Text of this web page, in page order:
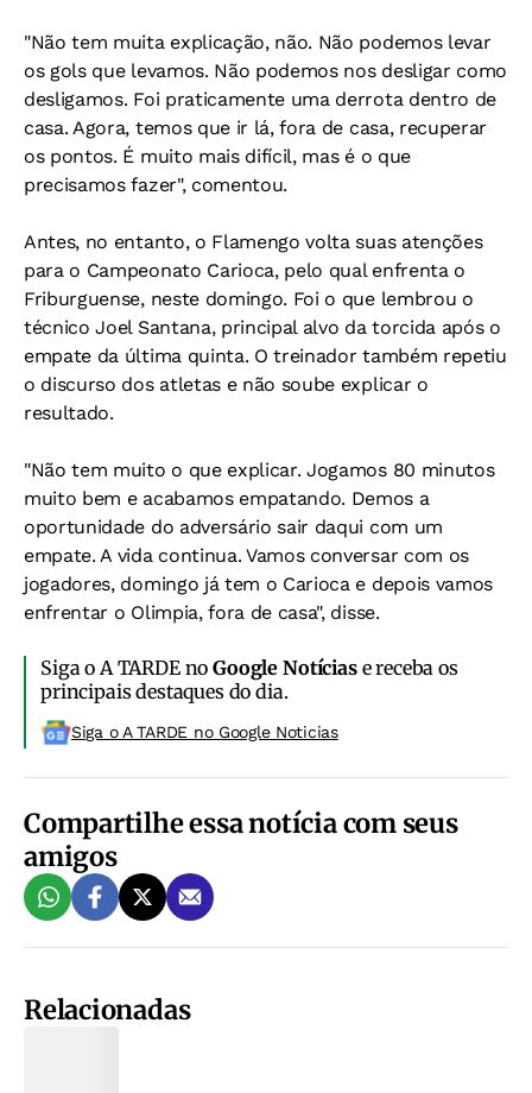
"Não tem muita explicação, não. Não podemos levar
os gols que levamos. Não podemos nos desligar como
desligamos. Foi praticamente uma derrota dentro de
casa. Agora, temos que ir lá, fora de casa, recuperar
os pontos. É muito mais difícil, mas é o que
precisamos fazer", comentou.
Antes, no entanto, o Flamengo volta suas atenções
para o Campeonato Carioca, pelo qual enfrenta o
Friburguense, neste domingo. Foi o que lembrou o
técnico Joel Santana, principal alvo da torcida após o
empate da última quinta. O treinador também repetiu
o discurso dos atletas e não soube explicar o
resultado.
"Não tem muito o que explicar. Jogamos 80 minutos
muito bem e acabamos empatando. Demos a
oportunidade do adversário sair daqui com um
empate. A vida continua. Vamos conversar com os
jogadores, domingo já tem o Carioca e depois vamos
enfrentar o Olimpia, fora de casa", disse.
Siga o A TARDE noGoogle Notíciase receba os
principais destaques do dia.
Siga o A TARDE no Google Noticias
Compartilhe essa notícia com seus
amigos
Relacionadas